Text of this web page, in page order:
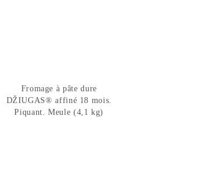
Fromage à pâte dure
DŽIUGAS® affiné 18 mois.
Piquant. Meule (4,1 kg)